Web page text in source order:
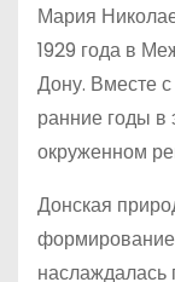
Мария
1929 года в
Дону. Вместе
ранние годы в
окруженном
Донская
наслаждалась